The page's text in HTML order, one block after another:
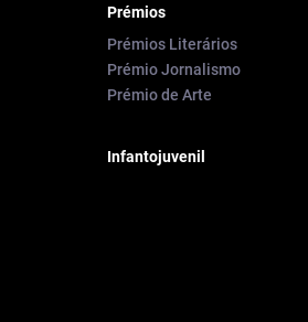
Prémios
Prémios Literários
Prémio Jornalismo
Prémio de Arte
Infantojuvenil